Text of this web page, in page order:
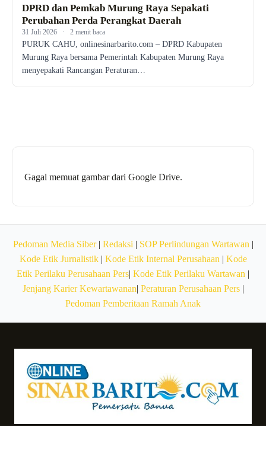
DPRD dan Pemkab Murung Raya Sepakati
Perubahan Perda Perangkat Daerah
31 Juli 2026 · 2 menit baca
PURUK CAHU, onlinesinarbarito.com – DPRD Kabupaten
Murung Raya bersama Pemerintah Kabupaten Murung Raya
menyepakati Rancangan Peraturan…
Gagal memuat gambar dari Google Drive.
Pedoman Media Siber| Redaksi| SOP Perlindungan Wartawan|
Kode Etik Jurnalistik| Kode Etik Internal Perusahaan| Kode
Etik Perilaku Perusahaan Pers Kode Etik Perilaku Wartawan
Jenjang Karier Kewartawanan| Peraturan Perusahaan Pers|
Pedoman Pemberitaan Ramah Anak